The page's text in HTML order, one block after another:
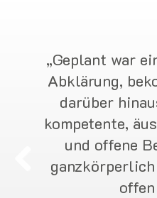
„Geplant war
Abklärung,
darüber
kompetente,
und offene